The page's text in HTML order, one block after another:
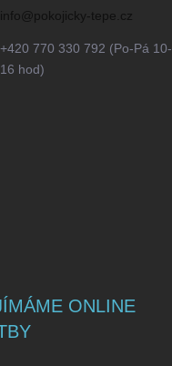
info@pokojicky-tepe.cz
+420 770 330 792 (Po-Pá 10-
16 hod)
ONLINE